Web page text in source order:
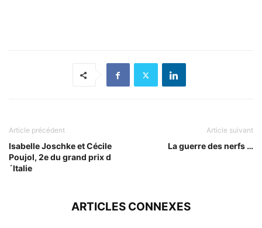
Article précédent
Isabelle Joschke et Cécile
Poujol, 2e du grand prix d
´Italie
Article suivant
La guerre des nerfs …
ARTICLES CONNEXES